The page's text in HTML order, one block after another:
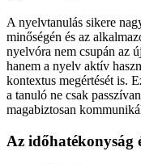
A nyelvtanulás sikere
minőségén és az
nyelvóra nem csupán az
hanem a nyelv aktív
kontextus megértését is.
a tanuló ne csak
magabiztosan
Az időhatékonyság